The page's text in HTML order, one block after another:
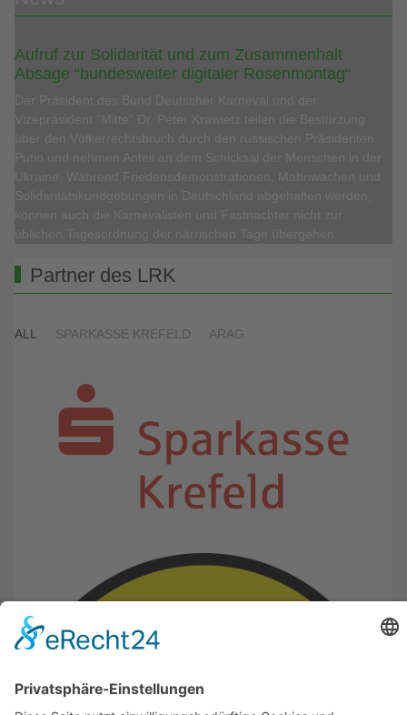
Aufruf zur Solidarität und zum Zusammenhalt
Absage “bundesweiter digitaler Rosenmontag“
Partner des LRK
ALL SPARKASSE KREFELD ARAG